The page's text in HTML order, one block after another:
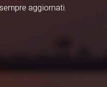
aggiornati.